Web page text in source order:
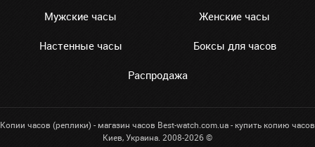
Мужские часы Женские часы
Настенные часы Боксы для часов
Распродажа
Копии часов (реплики) - магазин часов Best-watch.com.ua - купить копию часов
Киев, Украина. 2008-2026 ©